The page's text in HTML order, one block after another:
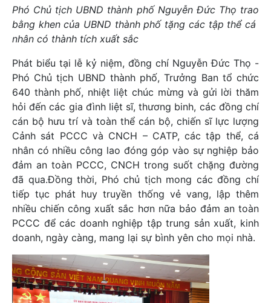
Phó Chủ tịch UBND thành phố Nguyễn Đức Thọ trao
bằng khen của UBND thành phố tặng các tập thể cá
nhân có thành tích xuất sắc
Phát biểu tại lễ kỷ niệm, đồng chí Nguyễn Đức Thọ -
Phó Chủ tịch UBND thành phố, Trưởng Ban tổ chức
640 thành phố, nhiệt liệt chúc mừng và gửi lời thăm
hỏi đến các gia đình liệt sĩ, thương binh, các đồng chí
cán bộ hưu trí và toàn thể cán bộ, chiến sĩ lực lượng
Cảnh sát PCCC và CNCH – CATP, các tập thể, cá
nhân có nhiều công lao đóng góp vào sự nghiệp bảo
đảm an toàn PCCC, CNCH trong suốt chặng đường
đã qua.Đồng thời, Phó chủ tịch mong các đồng chí
tiếp tục phát huy truyền thống vẻ vang, lập thêm
nhiều chiến công xuất sắc hơn nữa bảo đảm an toàn
PCCC để các doanh nghiệp tập trung sản xuất, kinh
doanh, ngày càng, mang lại sự bình yên cho mọi nhà.